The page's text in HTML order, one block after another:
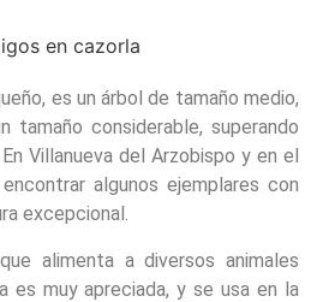
es un árbol de tamaño medio,
tamaño considerable, superando
Villanueva del Arzobispo y en el
algunos ejemplares con
excepcional.
alimenta a diversos animales
es muy apreciada, y se usa en la